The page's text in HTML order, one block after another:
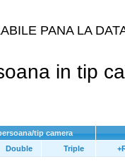
PANA LA
in tip
tip camera
Double Triple